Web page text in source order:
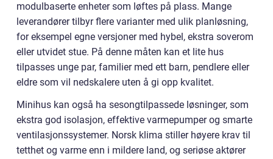
modulbaserte enheter som løftes på plass. Mange
leverandører tilbyr flere varianter med ulik planløsning,
for eksempel egne versjoner med hybel, ekstra soverom
eller utvidet stue. På denne måten kan et lite hus
tilpasses unge par, familier med ett barn, pendlere eller
eldre som vil nedskalere uten å gi opp kvalitet.
Minihus kan også ha sesongtilpassede løsninger, som
ekstra god isolasjon, effektive varmepumper og smarte
ventilasjonssystemer. Norsk klima stiller høyere krav til
tetthet og varme enn i mildere land, og seriøse aktører